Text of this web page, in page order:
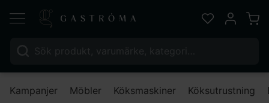
Sök efter:
Favoriter
Mitt
Kampanjer Möbler Köksmaskiner Köksutrustning